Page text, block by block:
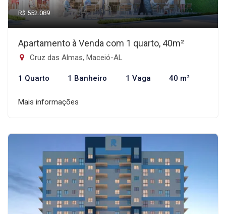
R$ 552.089
Apartamento à Venda com 1 quarto, 40m²
Cruz das Almas, Maceió-AL
1 Quarto 1 Banheiro 1 Vaga 40 m²
Mais informações